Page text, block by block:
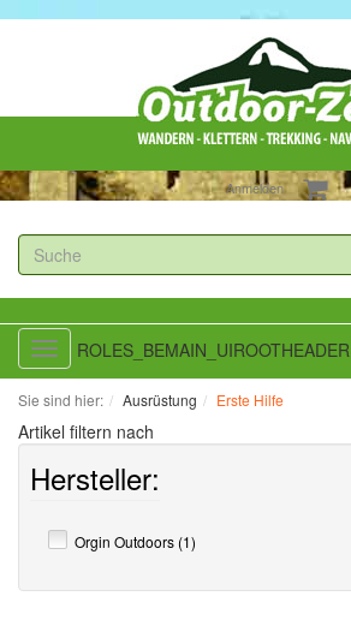
Anmelden
Toggle
navigation
ROLES_BEMAIN_UIROOTHEADER
Sie sind hier: Ausrüstung Erste Hilfe
Artikel filtern nach
Hersteller:
Orgin Outdoors (1)